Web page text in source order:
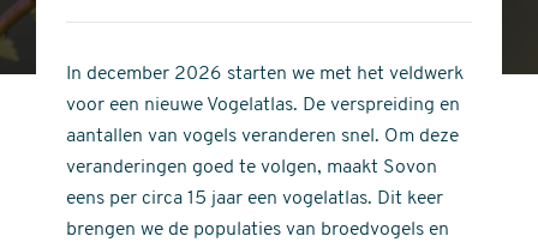
stars
of
stars
In december 2026 starten we met het veldwerk
voor een nieuwe Vogelatlas. De verspreiding en
aantallen van vogels veranderen snel. Om deze
veranderingen goed te volgen, maakt Sovon
eens per circa 15 jaar een vogelatlas. Dit keer
brengen we de populaties van broedvogels en